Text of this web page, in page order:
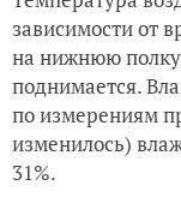
зависимости от
на нижнюю
поднимается.
по измерениям
изменилось)
31%.